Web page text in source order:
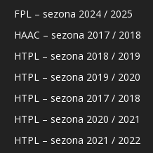
FPL – sezona 2024 / 2025
HAAC – sezona 2017 / 2018
HTPL – sezona 2018 / 2019
HTPL – sezona 2019 / 2020
HTPL – sezona 2017 / 2018
HTPL – sezona 2020 / 2021
HTPL – sezona 2021 / 2022